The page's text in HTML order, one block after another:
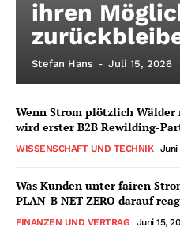
ihren
Stefan Hans - Juli 15, 2026
Wenn Strom plötzlich Wälder
wird erster B2B Rewilding-
WISSENSCHAFT UND TECHNIK Juni
Was Kunden unter fairen
PLAN-B NET ZERO darauf
FINANZEN UND VERTRAG Juni 15,